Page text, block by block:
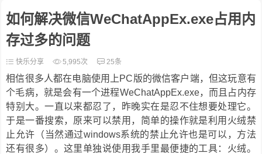
如何解决微信WeChatAppEx.exe占用内
存过多的问题
快乐分享 5,995次 25条
相信很多人都在电脑使用上PC版的微信客户端，但这玩意有
个毛病，就是会有一个进程WeChatAppEx.exe，而且占内存
特别大。一直以来都忍了，昨晚实在是忍不住想要处理它。
于是一番搜索，原来可以禁用，简单的操作就是利用火绒禁
止允许（当然通过windows系统的禁止允许也是可以，方法
还有很多）。这里单独说使用我手里最便捷的工具：火绒。